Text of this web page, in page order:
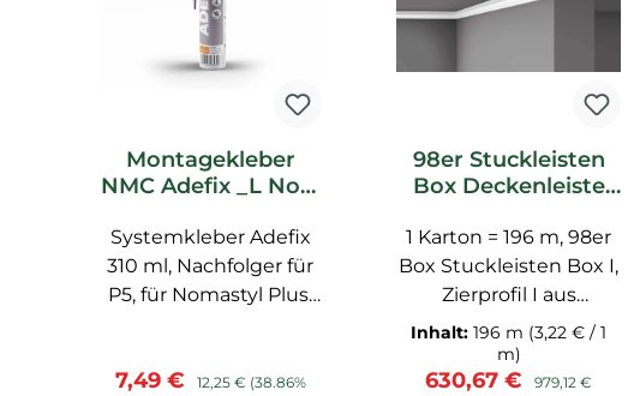
Montagekleber
NMC Adefix _L Noel
Spachtelkleber
Systemkleber Adefix
310 ml, Nachfolger für
P5, für Nomastyl Plus,
starke
Verkaufspreis:
7,49 € Regulärer Preis:
12,25 € (38.86%
98er Stuckleisten
Box Deckenleiste
Marquet Stuckleiste
1 Karton = 196 m, 98er
Box Stuckleisten Box I,
Zierprofil I aus
extrudiertem PS-
Hartschaum,
vorgrundiert, für
Inhalt:196 m (3,22 € / 1
m)
Verkaufspreis:
630,67 € Regulärer Preis:
979,12 €